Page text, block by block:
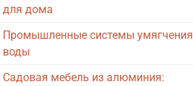
для дома
Промышленные системы умягчения
воды
Садовая мебель из алюминия: